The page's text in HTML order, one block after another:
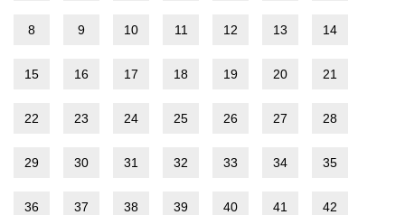
8 9 10 11 12 13 14
15 16 17 18 19 20 21
22 23 24 25 26 27 28
29 30 31 32 33 34 35
36 37 38 39 40 41 42